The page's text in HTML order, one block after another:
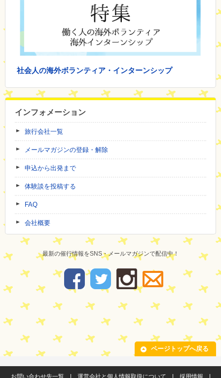
社会人の海外ボランティア・インターンシップ
インフォメーション
旅行会社一覧
メールマガジンの登録・解除
申込から出発まで
体験談を投稿する
FAQ
会社概要
最新の催行情報をSNS・メールマガジンで配信中！
ページトップへ戻る
お問い合わせ先一覧| 運営会社と個人情報取扱について 採用情報